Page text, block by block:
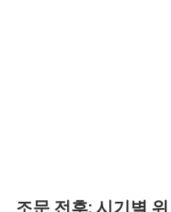
조문 전후: 시기별